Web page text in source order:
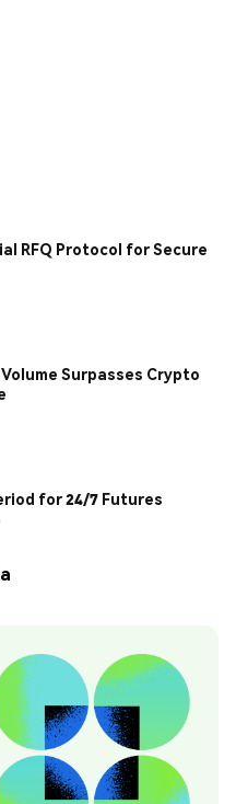
RFQ Protocol for Secure
Surpasses Crypto
for 24/7 Futures